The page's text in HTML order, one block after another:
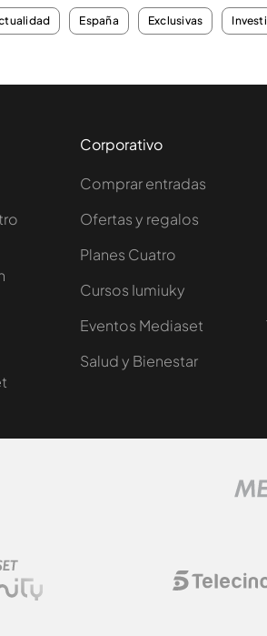
España Exclusivas
Corporativo
Comprar entradas
Ofertas y regalos
Planes Cuatro
Cursos Iumiuky
Eventos Mediaset
Salud y Bienestar